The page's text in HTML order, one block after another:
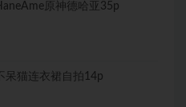
原神德哈亚35p
呆猫连衣裙自拍14p